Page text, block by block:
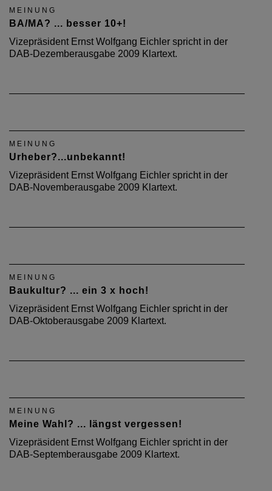
MEINUNG
BA/MA? ... besser 10+!
Vizepräsident Ernst Wolfgang Eichler spricht in der
DAB-Dezemberausgabe 2009 Klartext.
MEINUNG
Urheber?...unbekannt!
Vizepräsident Ernst Wolfgang Eichler spricht in der
DAB-Novemberausgabe 2009 Klartext.
MEINUNG
Baukultur? ... ein 3 x hoch!
Vizepräsident Ernst Wolfgang Eichler spricht in der
DAB-Oktoberausgabe 2009 Klartext.
MEINUNG
Meine Wahl? ... längst vergessen!
Vizepräsident Ernst Wolfgang Eichler spricht in der
DAB-Septemberausgabe 2009 Klartext.